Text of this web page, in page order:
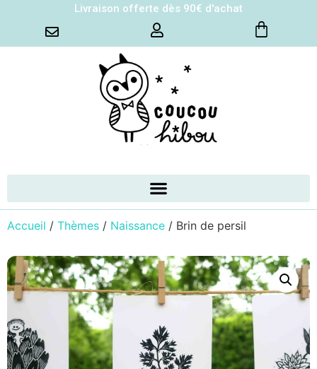
Livraison offerte dès 90€ d'achat
Accueil / Thèmes / Naissance / Brin de persil